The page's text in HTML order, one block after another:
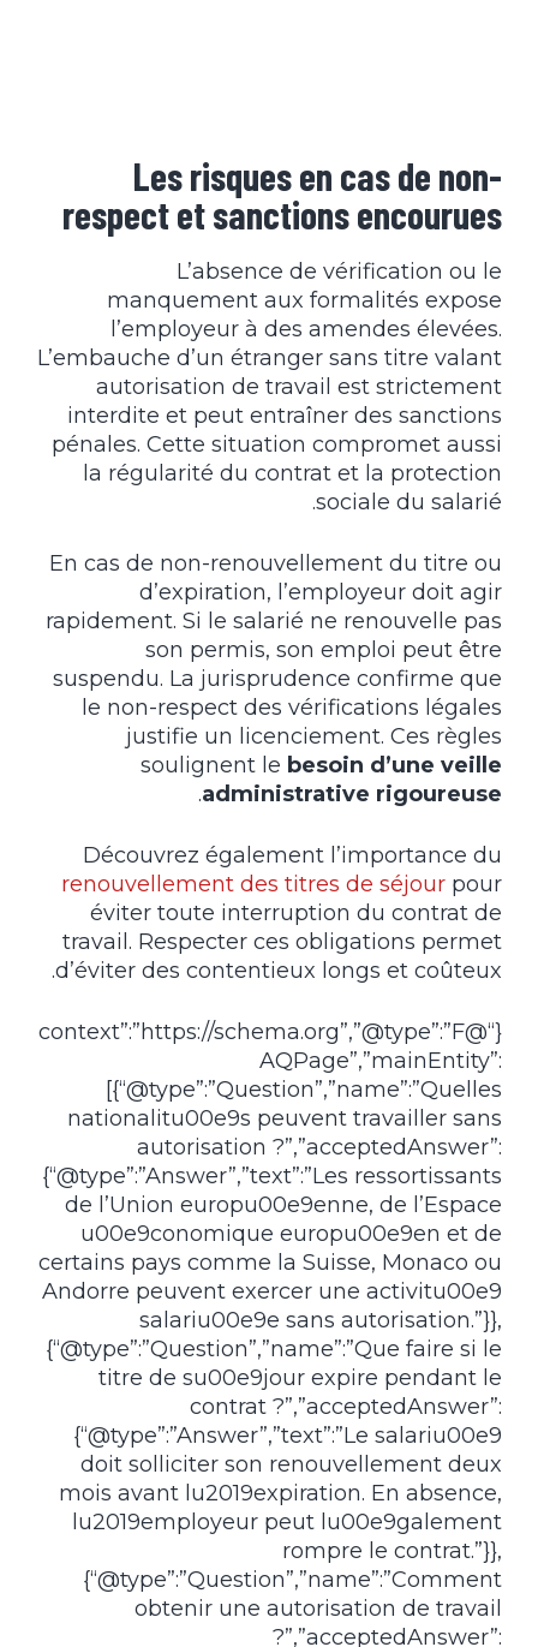
Les risques en cas de non-
respect et sanctions encourues
L’absence de vérification ou le
manquement aux formalités expose
l’employeur à des amendes élevées.
L’embauche d’un étranger sans titre valant
autorisation de travail est strictement
interdite et peut entraîner des sanctions
pénales. Cette situation compromet aussi
la régularité du contrat et la protection
sociale du salarié.
En cas de non-renouvellement du titre ou
d’expiration, l’employeur doit agir
rapidement. Si le salarié ne renouvelle pas
son permis, son emploi peut être
suspendu. La jurisprudence confirme que
le non-respect des vérifications légales
justifie un licenciement. Ces règles
soulignent le besoin d’une veille
administrative rigoureuse
.
Découvrez également l’importance du
renouvellement des titres de séjour pour
éviter toute interruption du contrat de
travail. Respecter ces obligations permet
d’éviter des contentieux longs et coûteux.
{“@context”:”https://schema.org”,”@type”:”F
AQPage”,”mainEntity”:
[{“@type”:”Question”,”name”:”Quelles
nationalitu00e9s peuvent travailler sans
autorisation ?”,”acceptedAnswer”:
{“@type”:”Answer”,”text”:”Les ressortissants
de l’Union europu00e9enne, de l’Espace
u00e9conomique europu00e9en et de
certains pays comme la Suisse, Monaco ou
Andorre peuvent exercer une activitu00e9
salariu00e9e sans autorisation.”}},
{“@type”:”Question”,”name”:”Que faire si le
titre de su00e9jour expire pendant le
contrat ?”,”acceptedAnswer”:
{“@type”:”Answer”,”text”:”Le salariu00e9
doit solliciter son renouvellement deux
mois avant lu2019expiration. En absence,
lu2019employeur peut lu00e9galement
rompre le contrat.”}},
{“@type”:”Question”,”name”:”Comment
obtenir une autorisation de travail
?”,”acceptedAnswer”: